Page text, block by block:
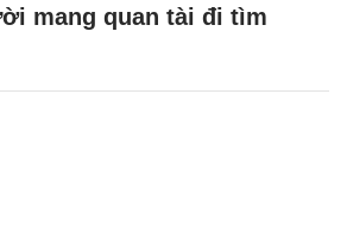
mang quan tài đi tìm